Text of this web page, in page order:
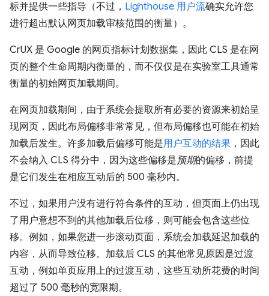
标并提供一些指导（不过， Lighthouse 用户流确实允许您
进行超出默认网页加载审核范围的衡量）。
CrUX 是 Google 的网页指标计划数据集，因此 CLS 是在网
页的整个生命周期内衡量的，而不仅仅是在实验室工具通常
衡量的初始网页加载期间。
在网页加载期间，由于系统会提取所有必要的资源来初始呈
现网页，因此布局偏移非常常见，但布局偏移也可能在初始
加载后发生。许多加载后偏移可能是用户互动的结果 ，因此
不会纳入 CLS 得分中，因为这些偏移是预期的偏移，前提
是它们发生在相应互动后的 500 毫秒内。
不过，如果用户没有进行符合条件的互动，但页面上仍出现
了用户意想不到的其他加载后位移，则可能会包含这些位
移。例如，如果您进一步滚动页面，系统会加载延迟加载的
内容，从而导致位移。加载后 CLS 的其他常见原因是过渡
互动，例如单页应用上的过渡互动，这些互动所花费的时间
超过了 500 毫秒的宽限期。